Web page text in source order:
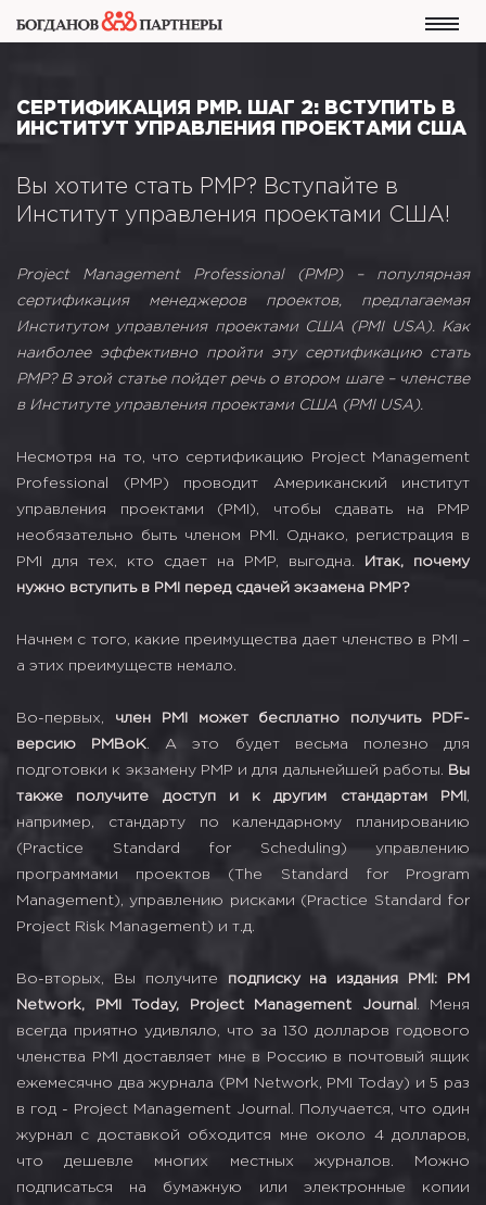
СЕРТИФИКАЦИЯ PMP. ШАГ 2: ВСТУПИТЬ В
ИНСТИТУТ УПРАВЛЕНИЯ ПРОЕКТАМИ США
Вы хотите стать PMP? Вступайте в
Институт управления проектами США!
Project Management Professional (PMP) – популярная
сертификация менеджеров проектов, предлагаемая
Институтом управления проектами США (PMI USA). Как
наиболее эффективно пройти эту сертификацию стать
PMP? В этой статье пойдет речь о втором шаге – членстве
в Институте управления проектами США (PMI USA).
Несмотря на то, что сертификацию Project Management
Professional (PMP) проводит Американский институт
управления проектами (PMI), чтобы сдавать на PMP
необязательно быть членом PMI. Однако, регистрация в
PMI для тех, кто сдает на PMP, выгодна.
Итак, почему
нужно вступить в PMI перед сдачей экзамена PMP?
Начнем с того, какие преимущества дает членство в PMI –
а этих преимуществ немало.
Во-первых, член PMI может бесплатно получить PDF-
версию PMBoK. А это будет весьма полезно для
подготовки к экзамену PMP и для дальнейшей работы.
Вы
также получите доступ и к другим стандартам PMI
например, стандарту по календарному планированию
(Practice Standard for Scheduling) управлению
программами проектов (The Standard for Program
Management), управлению рисками (Practice Standard for
Project Risk Management) и т.д.
Во-вторых, Вы получите
подписку на издания PMI: PM
Network, PMI Today, Project Management Journal
. Меня
всегда приятно удивляло, что за 130 долларов годового
членства PMI доставляет мне в Россию в почтовый ящик
ежемесячно два журнала (PM Network, PMI Today) и 5 раз
в год - Project Management Journal. Получается, что один
журнал с доставкой обходится мне около 4 долларов,
что дешевле многих местных журналов. Можно
подписаться на бумажную или электронные копии